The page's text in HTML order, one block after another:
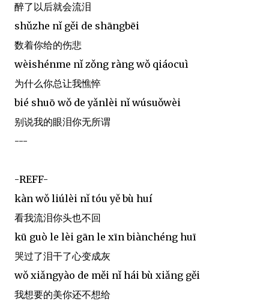
醉了以后就会流泪
shǔzhe nǐ gěi de shāngbēi
数着你给的伤悲
wèishénme nǐ zǒng ràng wǒ qiáocuì
为什么你总让我憔悴
bié shuō wǒ de yǎnlèi nǐ wúsuǒwèi
别说我的眼泪你无所谓
---
-REFF-
kàn wǒ liúlèi nǐ tóu yě bù huí
看我流泪你头也不回
kū guò le lèi gān le xīn biànchéng huī
哭过了泪干了心变成灰
wǒ xiǎngyào de měi nǐ hái bù xiǎng gěi
我想要的美你还不想给